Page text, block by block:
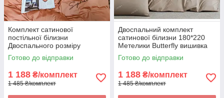
Комплект сатинової
постільної білизни
Двоспального розміру
високої якості
Готово до відправки
1 188 ₴/комплект
1 485 ₴/комплект
Двоспальний комплект
сатинової білизни 180*220
Метелики Butterfly вишивка
Готово до відправки
1 188 ₴/комплект
1 485 ₴/комплект